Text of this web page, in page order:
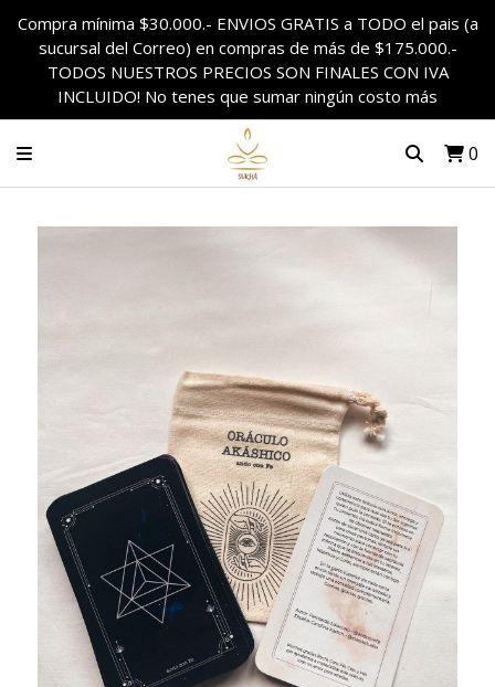
Compra mínima $30.000.- ENVIOS GRATIS a TODO el pais (a
sucursal del Correo) en compras de más de $175.000.-
TODOS NUESTROS PRECIOS SON FINALES CON IVA
INCLUIDO! No tenes que sumar ningún costo más
0